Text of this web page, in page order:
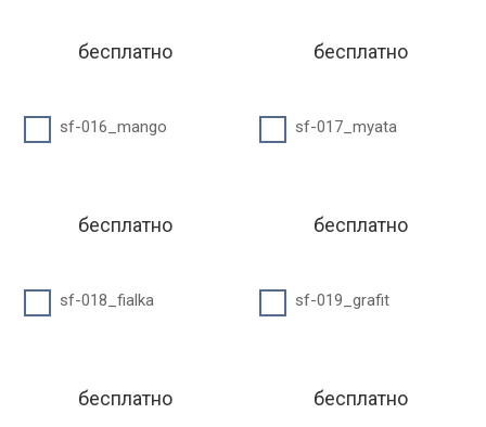
бесплатно бесплатно
sf-016_mango
бесплатно
sf-017_myata
бесплатно
sf-018_fialka
бесплатно
sf-019_grafit
бесплатно